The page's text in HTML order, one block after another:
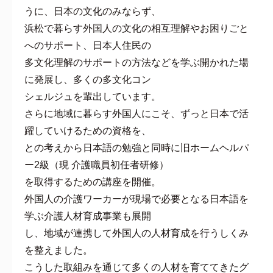
うに、日本の文化のみならず、
浜松で暮らす外国人の文化の相互理解やお困りごと
へのサポート、日本人住民の
多文化理解のサポートの方法などを学ぶ開かれた場
に発展し、多くの多文化コン
シェルジュを輩出しています。
さらに地域に暮らす外国人にこそ、ずっと日本で活
躍していけるための資格を、
との考えから日本語の勉強と同時に旧ホームヘルパ
ー2級（現 介護職員初任者研修）
を取得するための講座を開催。
外国人の介護ワーカーが現場で必要となる日本語を
学ぶ介護人材育成事業も展開
し、地域が連携して外国人の人材育成を行うしくみ
を整えました。
こうした取組みを通じて多くの人材を育ててきたグ